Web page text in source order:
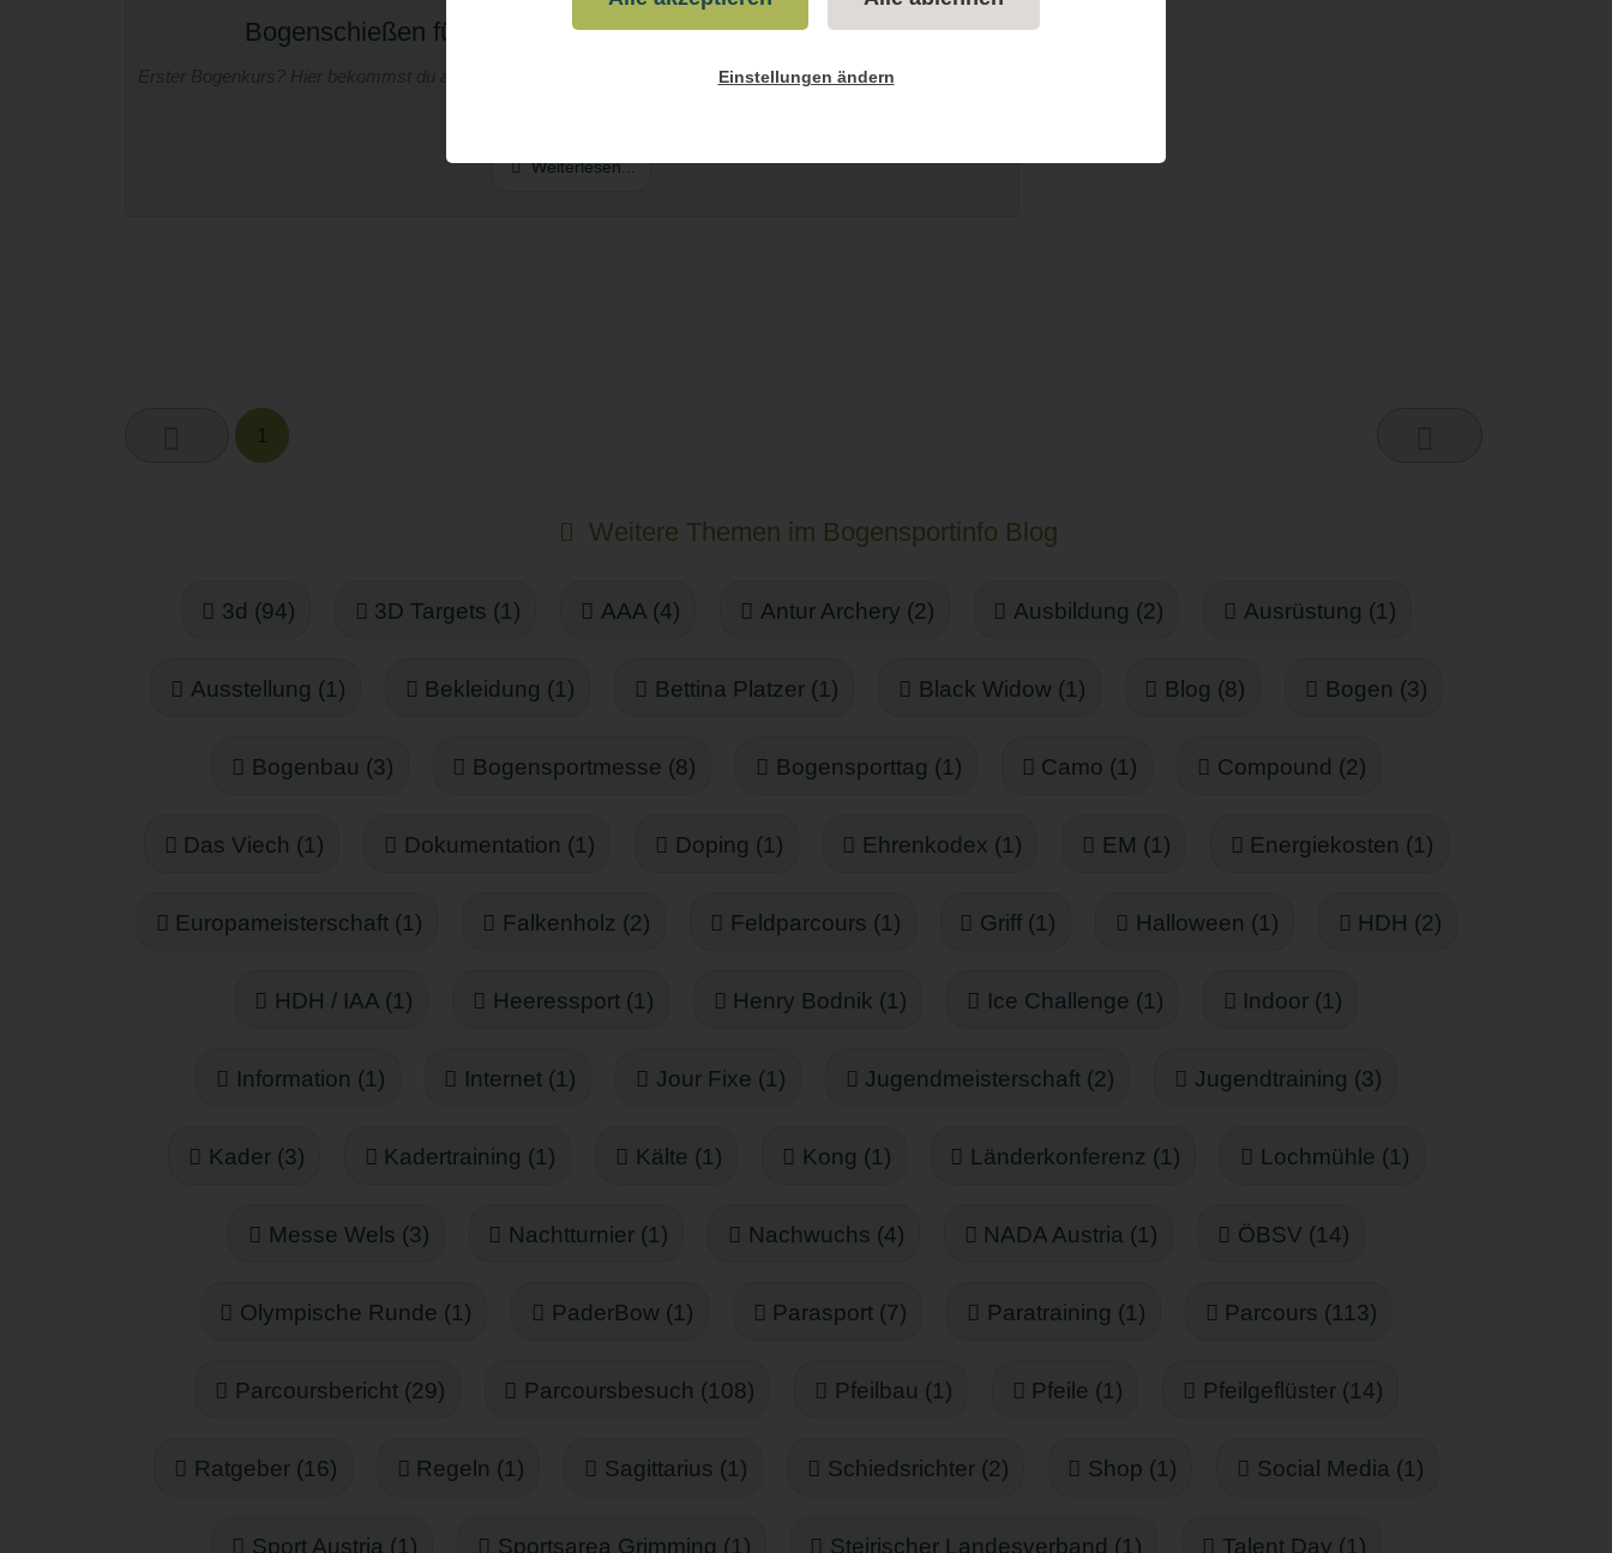
Bogenschießen für Anfänger: So startest du richtig durch
Erster Bogenkurs? Hier bekommst du alle Basics zu Ausrüstung, Sicherheit und deinem ersten Parcours-Tag –
Weiterlesen...
1
Weitere Themen im Bogensportinfo Blog
3d (94) 3D Targets (1) AAA (4) Antur Archery (2) Ausbildung (2) Ausrüstung (1)
Ausstellung (1) Bekleidung (1) Bettina Platzer (1) Black Widow (1) Blog (8) Bogen (3)
Bogenbau (3) Bogensportmesse (8) Bogensporttag (1) Camo (1) Compound (2)
Das Viech (1) Dokumentation (1) Doping (1) Ehrenkodex (1) EM (1) Energiekosten (1)
Europameisterschaft (1) Falkenholz (2) Feldparcours (1) Griff (1) Halloween (1) HDH (2)
HDH / IAA (1) Heeressport (1) Henry Bodnik (1) Ice Challenge (1) Indoor (1)
Information (1) Internet (1) Jour Fixe (1) Jugendmeisterschaft (2) Jugendtraining (3)
Kader (3) Kadertraining (1) Kälte (1) Kong (1) Länderkonferenz (1) Lochmühle (1)
Messe Wels (3) Nachtturnier (1) Nachwuchs (4) NADA Austria (1) ÖBSV (14)
Olympische Runde (1) PaderBow (1) Parasport (7) Paratraining (1) Parcours (113)
Parcoursbericht (29) Parcoursbesuch (108) Pfeilbau (1) Pfeile (1) Pfeilgeflüster (14)
Ratgeber (16) Regeln (1) Sagittarius (1) Schiedsrichter (2) Shop (1) Social Media (1)
Sport Austria (1) Sportsarea Grimming (1) Steirischer Landesverband (1) Talent Day (1)
Einstellungen ändern